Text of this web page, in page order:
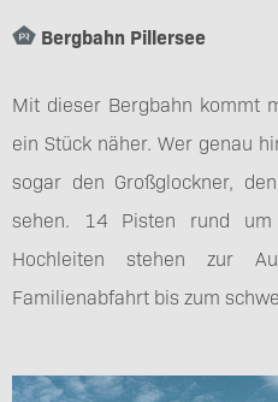
Bergbahn Pillersee
Mit dieser Bergbahn kommt
ein Stück näher. Wer genau
sogar den Großglockner,
sehen. 14 Pisten rund um
Hochleiten stehen zur
Familienabfahrt bis zum